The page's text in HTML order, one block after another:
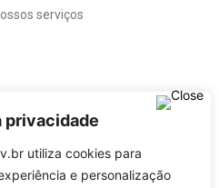
privacidade
utiliza cookies para
e personalização
serviços
documentos gerados pela